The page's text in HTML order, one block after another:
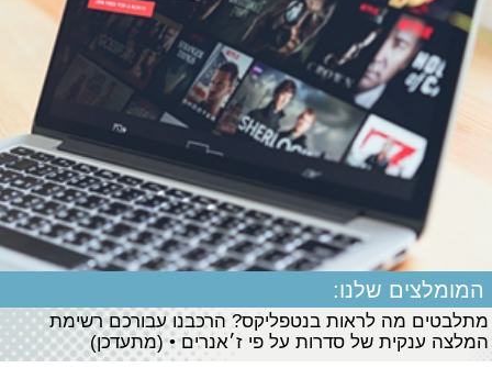
המומלצים שלנו:
מתלבטים מה לראות בנטפליקס? הרכבנו עבורכם רשימת
המלצה ענקית של סדרות על פי ז׳אנרים • (מתעדכן)